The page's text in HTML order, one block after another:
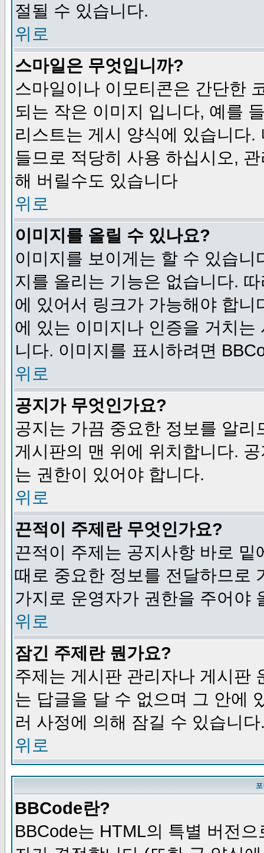
절될 수 있습니다.
위로
스마일은 무엇입니까?
스마일이나 이모티콘은 간단한
되는 작은 이미지 입니다, 예를
리스트는 게시 양식에 있습니다
들므로 적당히 사용 하십시오,
해 버릴수도 있습니다
위로
이미지를 올릴 수 있나요?
이미지를 보이게는 할 수 있습
지를 올리는 기능은 없습니다.
에 있어서 링크가 가능해야 합
에 있는 이미지나 인증을 거치
니다. 이미지를 표시하려면
위로
공지가 무엇인가요?
공지는 가끔 중요한 정보를 알
게시판의 맨 위에 위치합니다.
는 권한이 있어야 합니다.
위로
끈적이 주제란 무엇인가요?
끈적이 주제는 공지사항 바로
때로 중요한 정보를 전달하므로
가지로 운영자가 권한을 주어야
위로
잠긴 주제란 뭔가요?
주제는 게시판 관리자나 게시판
는 답글을 달 수 없으며 그 안에
러 사정에 의해 잠길 수 있습니다
위로
BBCode란?
BBCode는 HTML의 특별 버전